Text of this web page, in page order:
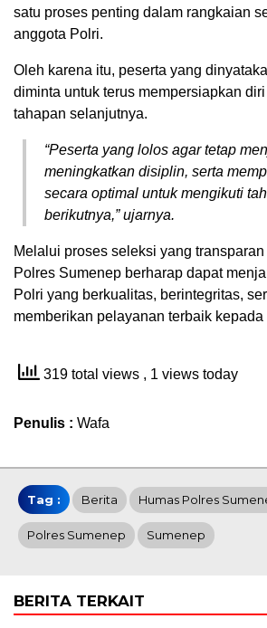
satu proses penting dalam rangkaian
anggota Polri.
Oleh karena itu, peserta yang
diminta untuk terus mempersiapkan
tahapan selanjutnya.
“Peserta yang lolos agar tetap
meningkatkan disiplin, serta
secara optimal untuk mengikuti
berikutnya,” ujarnya.
Melalui proses seleksi yang
Polres Sumenep berharap dapat
Polri yang berkualitas, berintegritas,
memberikan pelayanan terbaik kepada
319 total views , 1 views today
Penulis : Wafa
Tag : Berita Humas Polres
Polres Sumenep Sumenep
BERITA TERKAIT